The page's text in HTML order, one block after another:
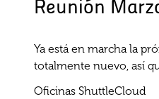
Reunión
Ya está en marcha la
totalmente nuevo, así
Oficinas ShuttleCloud